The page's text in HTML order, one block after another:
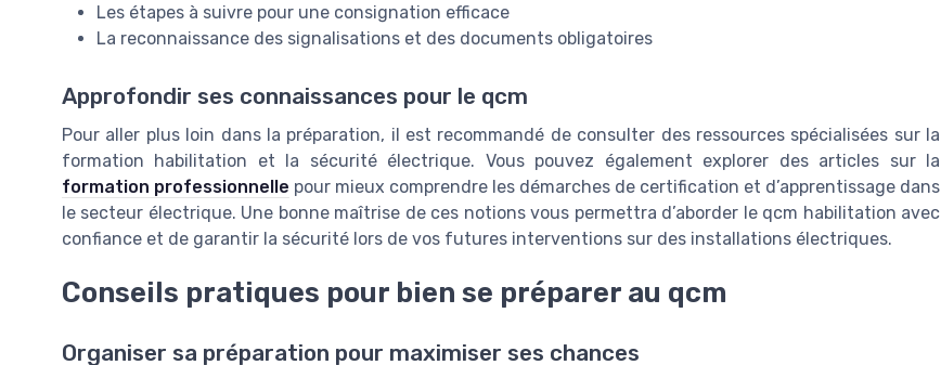
Les étapes à suivre pour une consignation efficace
La reconnaissance des signalisations et des documents obligatoires
Approfondir ses connaissances pour le qcm
Pour aller plus loin dans la préparation, il est recommandé de consulter des ressources spécialisées sur la
formation habilitation et la sécurité électrique. Vous pouvez également explorer des articles sur la
formation professionnelle pour mieux comprendre les démarches de certification et d’apprentissage dans
le secteur électrique. Une bonne maîtrise de ces notions vous permettra d’aborder le qcm habilitation avec
confiance et de garantir la sécurité lors de vos futures interventions sur des installations électriques.
Conseils pratiques pour bien se préparer au qcm
Organiser sa préparation pour maximiser ses chances